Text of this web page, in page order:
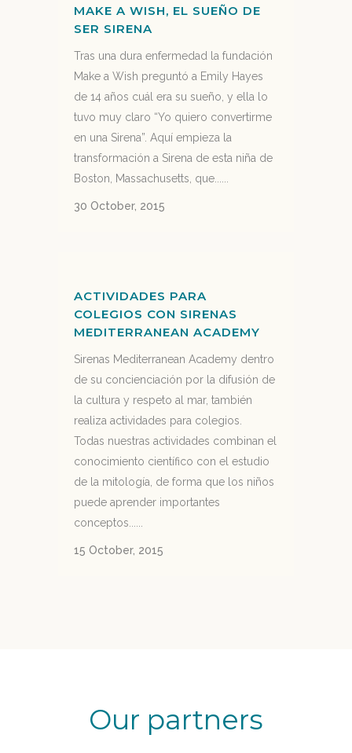
MAKE A WISH, EL SUEÑO DE
SER SIRENA
Tras una dura enfermedad la fundación
Make a Wish preguntó a Emily Hayes
de 14 años cuál era su sueño, y ella lo
tuvo muy claro “Yo quiero convertirme
en una Sirena”. Aquí empieza la
transformación a Sirena de esta niña de
Boston, Massachusetts, que......
30 October, 2015
ACTIVIDADES PARA
COLEGIOS CON SIRENAS
MEDITERRANEAN ACADEMY
Sirenas Mediterranean Academy dentro
de su concienciación por la difusión de
la cultura y respeto al mar, también
realiza actividades para colegios.
Todas nuestras actividades combinan el
conocimiento científico con el estudio
de la mitología, de forma que los niños
puede aprender importantes
conceptos......
15 October, 2015
Our partners